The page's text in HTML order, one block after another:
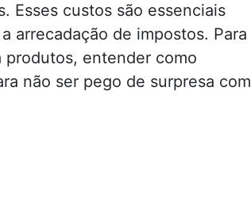
Esses custos são essenciais
arrecadação de impostos. Para
produtos, entender como
não ser pego de surpresa com